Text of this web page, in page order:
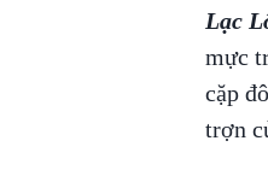
Lạc
mực
cặp
trợn